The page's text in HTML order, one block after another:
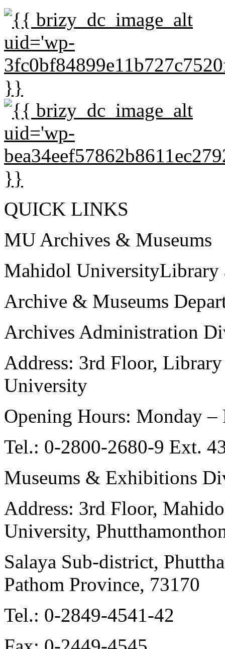
QUICK LINKS
MU Archives & Museums
Mahidol UniversityLibrary
Archive & Museums
Archives Administration
Address: 3rd Floor,
University
Opening Hours: Monday –
Tel.: 0-2800-2680-9 Ext.
Museums & Exhibitions
Address: 3rd Floor,
University,
Salaya Sub-district,
Pathom Province, 73170
Tel.: 0-2849-4541-42